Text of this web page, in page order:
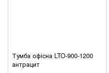
Тумба офісна LTO-900-1200
антрацит